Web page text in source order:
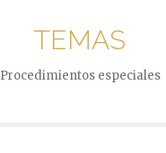
TEMAS
Procedimientos especiales